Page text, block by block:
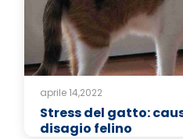
aprile 14,2022
Stress del gatto:
disagio felino